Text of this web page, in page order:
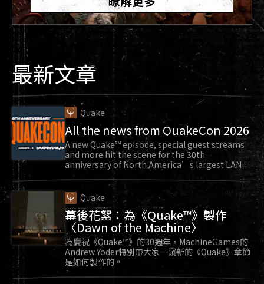
最新文章
Quake
All the news from QuakeCon 2026
A new Quake™ episode, special guest streams
and more hit the scene for the 30th
anniversary of North America’s largest LAN
Quake
幕後花絮：為《Quake™》製作
〈Dawn of the Machine〉
為慶祝《Quake™》的30週年，MachineGames的
Andrew Yoder特別帶大家一窺新的《Quake》章節
是如何製作的。